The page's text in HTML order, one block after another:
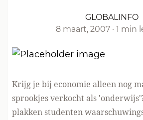
GLOBALINFO
8 maart, 2007 · 1 min
Krijg je bij economie alleen nog
sprookjes verkocht als
plakken studenten